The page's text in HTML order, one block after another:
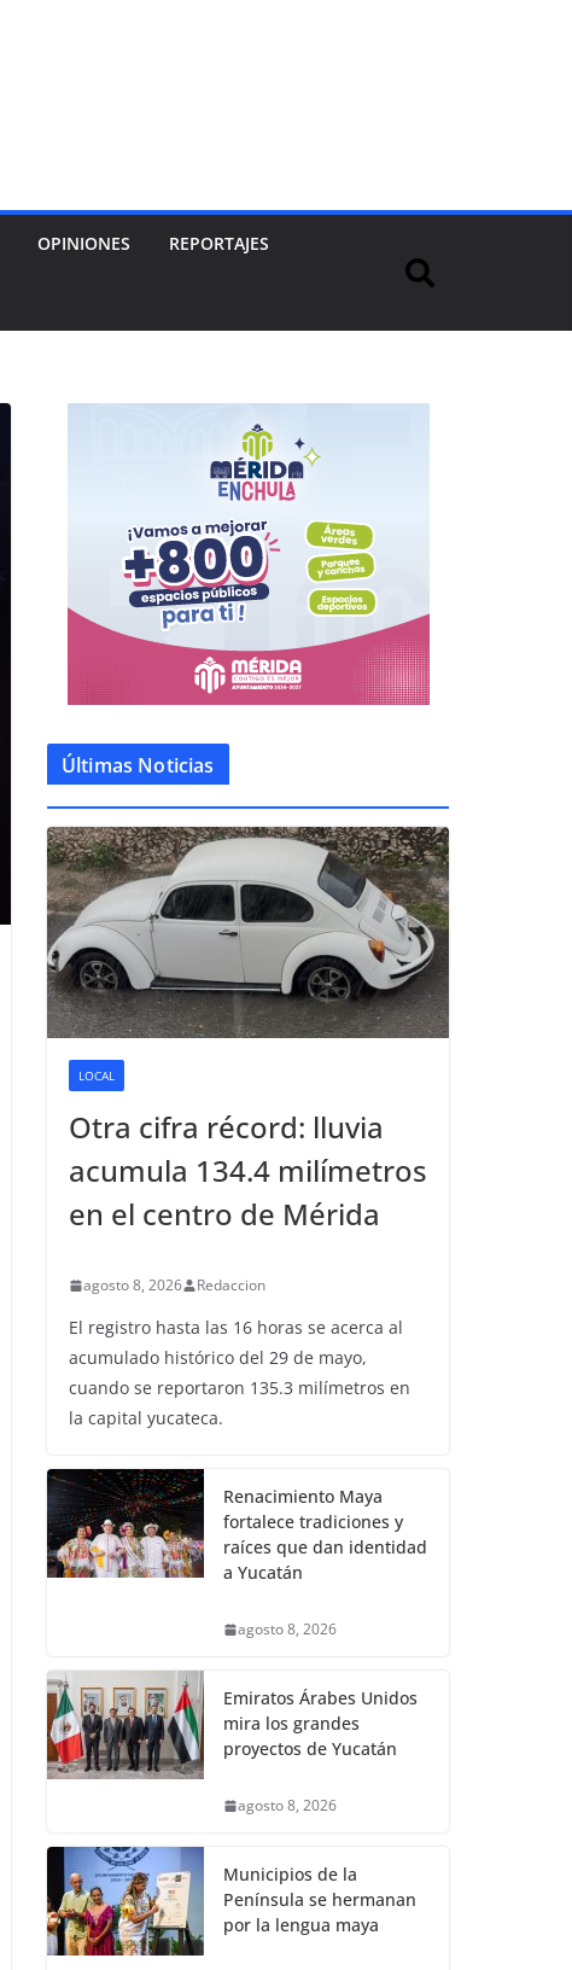
OPINIONES REPORTAJES
Últimas Noticias
LOCAL
Otra cifra récord: lluvia
acumula 134.4 milímetros
en el centro de Mérida
agosto 8, 2026 Redaccion
El registro hasta las 16 horas se acerca al
acumulado histórico del 29 de mayo,
cuando se reportaron 135.3 milímetros en
la capital yucateca.
Renacimiento Maya
fortalece tradiciones y
raíces que dan identidad
a Yucatán
agosto 8, 2026
Emiratos Árabes Unidos
mira los grandes
proyectos de Yucatán
agosto 8, 2026
Municipios de la
Península se hermanan
por la lengua maya